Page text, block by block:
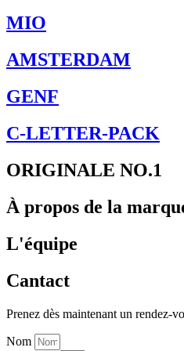
MIO
AMSTERDAM
GENF
C-LETTER-PACK
ORIGINALE NO.1
À propos de la
L'équipe
Cantact
Prenez dès maintenant un rendez-
Nom